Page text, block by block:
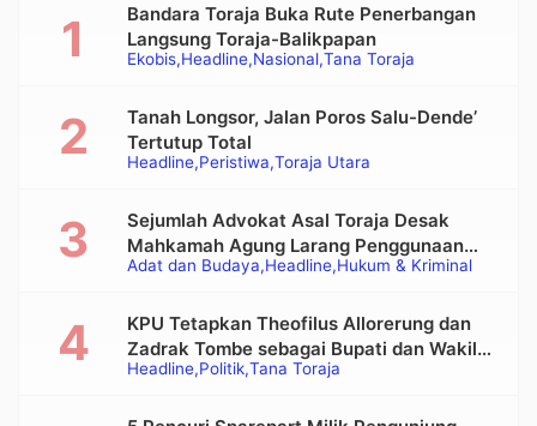
Ekobis Headline Nasional Tana Toraja
Bandara Toraja Buka Rute Penerbangan
Langsung Toraja-Balikpapan
Headline Peristiwa Toraja Utara
Tanah Longsor, Jalan Poros Salu-Dende’
Tertutup Total
Adat dan Budaya Headline Hukum & Kriminal
Sejumlah Advokat Asal Toraja Desak
Mahkamah Agung Larang Penggunaan
Alat Berat pada Eksekusi Rumah Adat
Headline Politik Tana Toraja
KPU Tetapkan Theofilus Allorerung dan
Zadrak Tombe sebagai Bupati dan Wakil
Bupati Tana Toraja Terpilih